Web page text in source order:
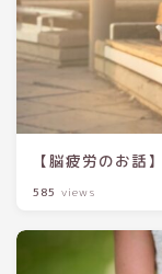
【脳疲労のお話
585 views